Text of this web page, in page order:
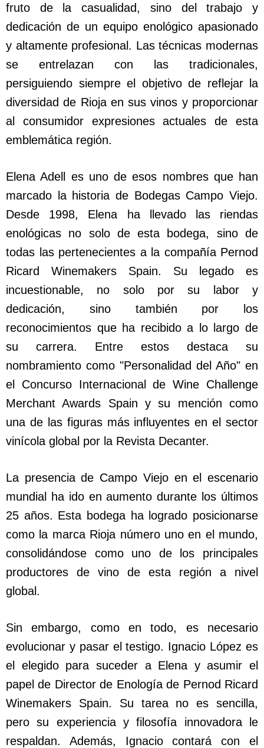
fruto de la casualidad, sino del trabajo y
dedicación de un equipo enológico apasionado
y altamente profesional. Las técnicas modernas
se entrelazan con las tradicionales,
persiguiendo siempre el objetivo de reflejar la
diversidad de Rioja en sus vinos y proporcionar
al consumidor expresiones actuales de esta
emblemática región.
Elena Adell es uno de esos nombres que han
marcado la historia de Bodegas Campo Viejo.
Desde 1998, Elena ha llevado las riendas
enológicas no solo de esta bodega, sino de
todas las pertenecientes a la compañía Pernod
Ricard Winemakers Spain. Su legado es
incuestionable, no solo por su labor y
dedicación, sino también por los
reconocimientos que ha recibido a lo largo de
su carrera. Entre estos destaca su
nombramiento como "Personalidad del Año" en
el Concurso Internacional de Wine Challenge
Merchant Awards Spain y su mención como
una de las figuras más influyentes en el sector
vinícola global por la Revista Decanter.
La presencia de Campo Viejo en el escenario
mundial ha ido en aumento durante los últimos
25 años. Esta bodega ha logrado posicionarse
como la marca Rioja número uno en el mundo,
consolidándose como uno de los principales
productores de vino de esta región a nivel
global.
Sin embargo, como en todo, es necesario
evolucionar y pasar el testigo. Ignacio López es
el elegido para suceder a Elena y asumir el
papel de Director de Enología de Pernod Ricard
Winemakers Spain. Su tarea no es sencilla,
pero su experiencia y filosofía innovadora le
respaldan. Además, Ignacio contará con el